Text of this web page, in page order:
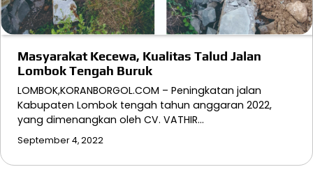
Masyarakat Kecewa, Kualitas Talud Jalan
Lombok Tengah Buruk
LOMBOK,KORANBORGOL.COM – Peningkatan jalan
Kabupaten Lombok tengah tahun anggaran 2022,
yang dimenangkan oleh CV. VATHIR…
September 4, 2022